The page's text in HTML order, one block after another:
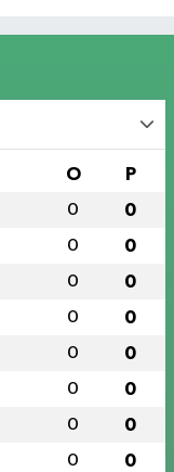
O P
0 0
0 0
0 0
0 0
0 0
0 0
0 0
0 0